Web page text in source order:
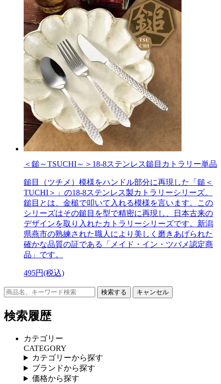
＜鎚～TSUCHI～＞18-8ステンレス鎚目カトラリー単品
鎚目（ツチメ）模様をハンドル部分に再現した「鎚＜
TUCHI＞」の18-8ステンレス製カトラリーシリーズ。
鎚目とは、金槌で叩いて入れる模様を言います。この
シリーズはその鎚目を型で精密に再現し、日本古来の
デザインを取り入れたカトラリーシリーズです。新潟
県燕市の熟練された職人により美しく磨きあげられた
確かな品質の証である「メイド・イン・ツバメ認定商
品」です。
495円(税込)
キャンセル
検索履歴
カテゴリー
CATEGORY
カテゴリーから探す
ブランドから探す
価格から探す